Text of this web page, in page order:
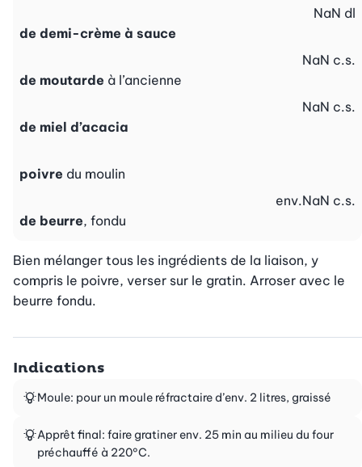
de demi-crème à sauce
NaN dl
de moutarde à l’ancienne
NaN c.s.
de miel d’acacia
NaN c.s.
poivre du moulin
de beurre, fondu
env.NaN c.s.
Bien mélanger tous les ingrédients de la liaison, y
compris le poivre, verser sur le gratin. Arroser avec le
beurre fondu.
Indications
Moule: pour un moule réfractaire d’env. 2 litres, graissé
Apprêt final: faire gratiner env. 25 min au milieu du four
préchauffé à 220°C.